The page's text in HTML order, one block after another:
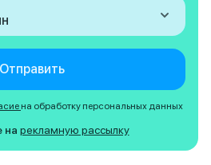
Отправить
на обработку персональных данных
на рекламную рассылку